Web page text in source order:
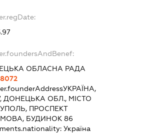
ОБЛАСНА РАДА
УКРАЇНА,
ДОНЕЦЬКА ОБЛ., МІСТО
ПРОСПЕКТ
БУДИНОК 86
Україна